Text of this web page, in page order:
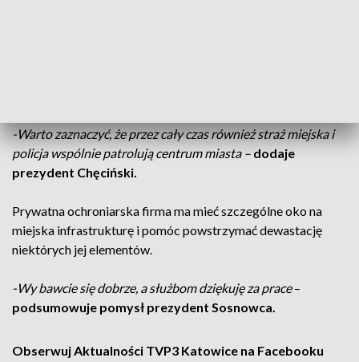
-Warto zaznaczyć, że przez cały czas również straż miejska i
policja wspólnie patrolują centrum miasta – dodaje
prezydent Chęciński.
Prywatna ochroniarska firma ma mieć szczególne oko na
miejska infrastrukturę i pomóc powstrzymać dewastację
niektórych jej elementów.
-Wy bawcie się dobrze, a służbom dziękuję za prace–
podsumowuje pomysł prezydent Sosnowca.
Obserwuj Aktualności TVP3 Katowice na Facebooku